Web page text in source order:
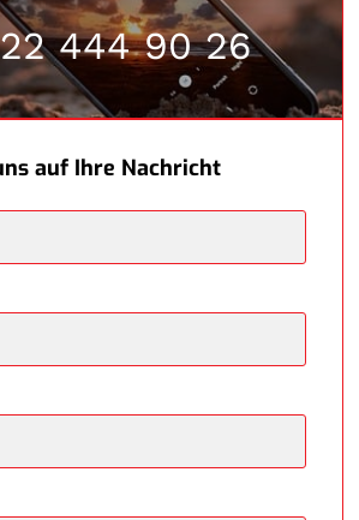
444 90 26
auf Ihre Nachricht